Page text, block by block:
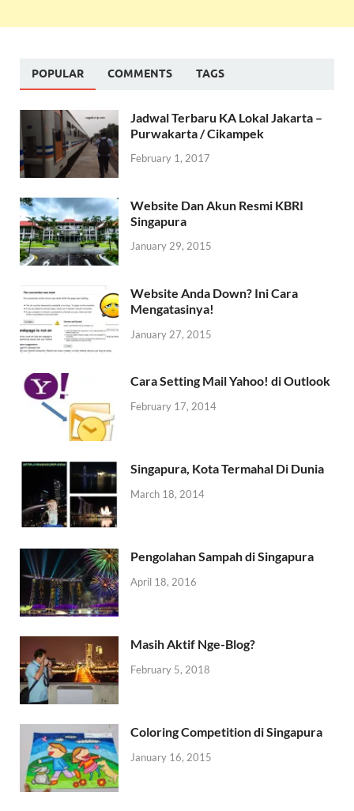
POPULAR COMMENTS TAGS
Jadwal Terbaru KA Lokal Jakarta –
Purwakarta / Cikampek
February 1, 2017
Website Dan Akun Resmi KBRI
Singapura
January 29, 2015
Website Anda Down? Ini Cara
Mengatasinya!
January 27, 2015
Cara Setting Mail Yahoo! di Outlook
February 17, 2014
Singapura, Kota Termahal Di Dunia
March 18, 2014
Pengolahan Sampah di Singapura
April 18, 2016
Masih Aktif Nge-Blog?
February 5, 2018
Coloring Competition di Singapura
January 16, 2015